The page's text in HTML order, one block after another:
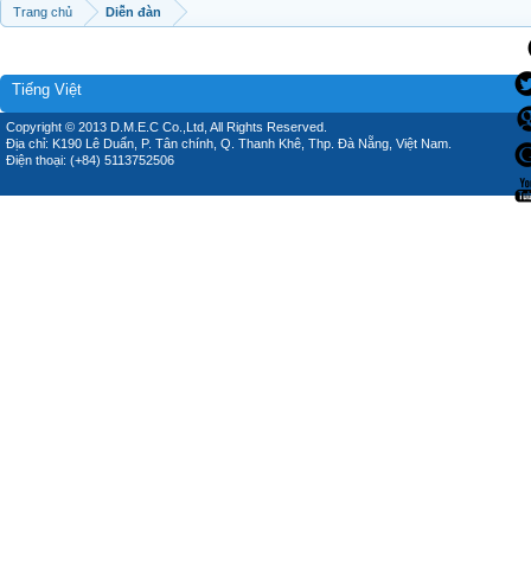
Trang chủ Diễn đàn
Tiếng Việt
Copyright © 2013 D.M.E.C Co.,Ltd, All Rights Reserved.
Địa chỉ: K190 Lê Duẩn, P. Tân chính, Q. Thanh Khê, Thp. Đà Nẵng, Việt Nam.
Điện thoại: (+84) 5113752506